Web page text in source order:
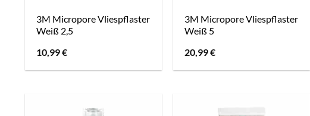
3M Micropore Vliespflaster
Weiß 2,5
10,99€
3M Micropore Vliespflaster
Weiß 5
20,99€